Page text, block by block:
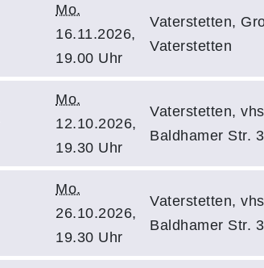
Mo.
16.11.2026,
19.00 Uhr
Vaterstetten,
Vaterstetten
Mo.
12.10.2026,
19.30 Uhr
Vaterstetten,
Baldhamer Str.
Mo.
26.10.2026,
19.30 Uhr
Vaterstetten,
Baldhamer Str.